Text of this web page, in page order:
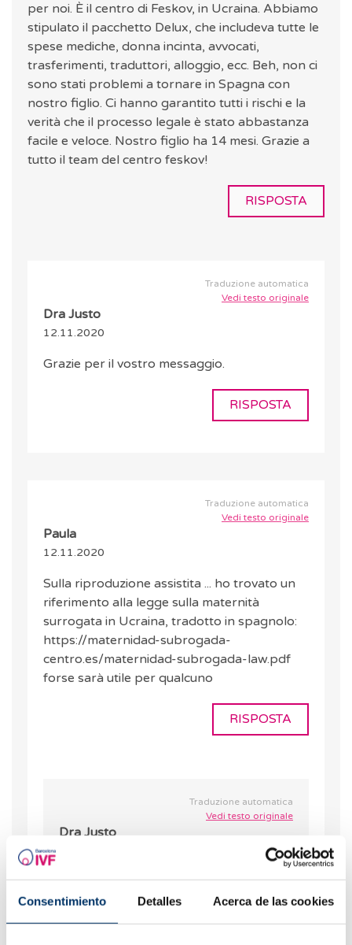
Consentimiento Detalles Acerca de las cookies
per noi. È il centro di Feskov, in Ucraina. Abbiamo
stipulato il pacchetto Delux, che includeva tutte le
spese mediche, donna incinta, avvocati,
trasferimenti, traduttori, alloggio, ecc. Beh, non ci
sono stati problemi a tornare in Spagna con
nostro figlio. Ci hanno garantito tutti i rischi e la
verità che il processo legale è stato abbastanza
facile e veloce. Nostro figlio ha 14 mesi. Grazie a
tutto il team del centro feskov!
RISPOSTA
Traduzione automatica
Vedi testo originale
Dra Justo
12.11.2020
Grazie per il vostro messaggio.
RISPOSTA
Traduzione automatica
Vedi testo originale
Paula
12.11.2020
Sulla riproduzione assistita ... ho trovato un
riferimento alla legge sulla maternità
surrogata in Ucraina, tradotto in spagnolo:
https://maternidad-subrogada-
centro.es/maternidad-subrogada-law.pdf
forse sarà utile per qualcuno
RISPOSTA
Traduzione automatica
Vedi testo originale
Dra Justo
Grazie per il vostro messaggio.
RISPOSTA